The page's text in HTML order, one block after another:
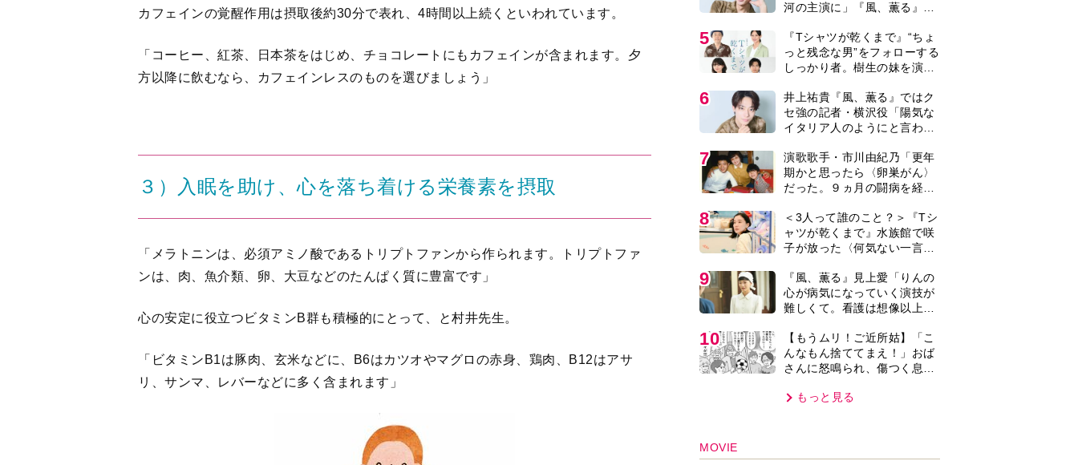
カフェインの覚醒作用は摂取後約30分で表れ、4時間以上続くといわれています。
「コーヒー、紅茶、日本茶をはじめ、チョコレートにもカフェインが含まれます。夕
方以降に飲むなら、カフェインレスのものを選びましょう」
３）入眠を助け、心を落ち着ける栄養素を摂取
「メラトニンは、必須アミノ酸であるトリプトファンから作られます。トリプトファ
ンは、肉、魚介類、卵、大豆などのたんぱく質に豊富です」
心の安定に役立つビタミンB群も積極的にとって、と村井先生。
「ビタミンB1は豚肉、玄米などに、B6はカツオやマグロの赤身、鶏肉、B12はアサ
リ、サンマ、レバーなどに多く含まれます」
河の主演に」『風、薫る』で
5
『Tシャツが乾くまで』“ちょ
っと残念な男”をフォローする
しっかり者。樹生の妹を演じ
スト紹介＞
6
井上祐貴『風、薫る』ではク
セ強の記者・横沢役「陽気な
イタリア人のようにと言われ
7
演歌歌手・市川由紀乃「更年
期かと思ったら〈卵巣がん〉
だった。９ヵ月の闘病を経て
紙を今も支えに」【2026上半
期BEST】
8
＜3人って誰のこと？＞『Tシ
ャツが乾くまで』水族館で咲
子が放った〈何気ない一言〉
線？」「子どもの話だと…」
9
『風、薫る』見上愛「りんの
心が病気になっていく演技が
難しくて。看護は想像以上に
10
【もうムリ！ご近所姑】「こ
んなもん捨ててまえ！」おば
さんに怒鳴られ、傷つく息
【第3話】
もっと見る
MOVIE